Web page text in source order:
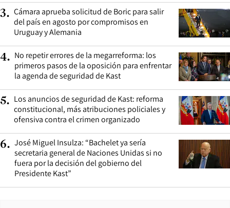
3. Cámara aprueba solicitud de Boric para salir
del país en agosto por compromisos en
Uruguay y Alemania
4. No repetir errores de la megarreforma: los
primeros pasos de la oposición para enfrentar
la agenda de seguridad de Kast
5. Los anuncios de seguridad de Kast: reforma
constitucional, más atribuciones policiales y
ofensiva contra el crimen organizado
6. José Miguel Insulza: “Bachelet ya sería
secretaria general de Naciones Unidas si no
fuera por la decisión del gobierno del
Presidente Kast”